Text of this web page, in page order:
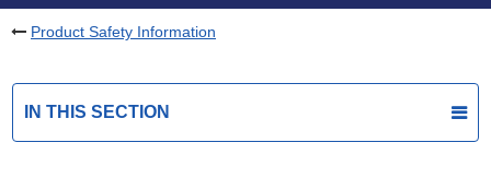
Product Safety Information
IN THIS SECTION